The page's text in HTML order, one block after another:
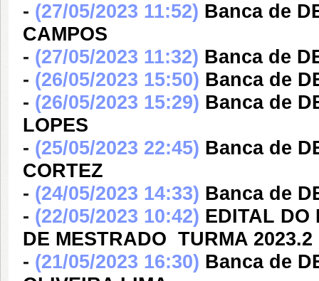
- (27/05/2023 11:52) Banca de
CAMPOS
- (27/05/2023 11:32) Banca de
- (26/05/2023 15:50) Banca de
- (26/05/2023 15:29) Banca de
LOPES
- (25/05/2023 22:45) Banca de
CORTEZ
- (24/05/2023 14:33) Banca de
- (22/05/2023 10:42) EDITAL DO
DE MESTRADO  TURMA 2023.2
- (21/05/2023 16:30) Banca de